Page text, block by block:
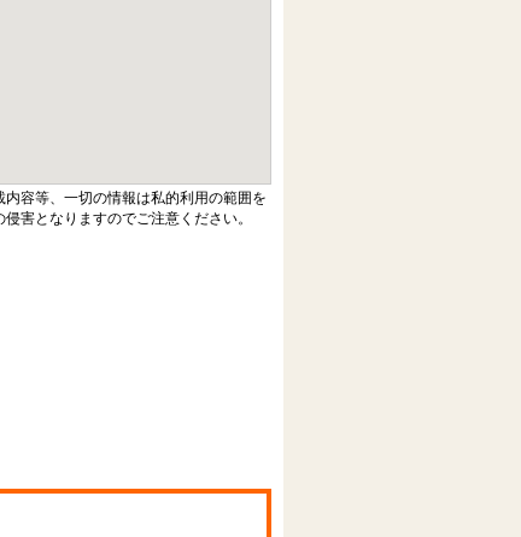
容等、一切の情報は私的利用の範囲を
害となりますのでご注意ください。